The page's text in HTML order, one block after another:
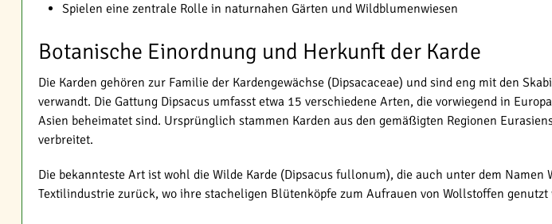
Spielen eine zentrale Rolle in naturnahen Gärten und Wildblumenwiesen
Botanische Einordnung und Herkunft der Karde
Die Karden gehören zur Familie der Kardengewächse (Dipsacaceae) und sind eng mit den
verwandt. Die Gattung Dipsacus umfasst etwa 15 verschiedene Arten, die vorwiegend in
Asien beheimatet sind. Ursprünglich stammen Karden aus den gemäßigten Regionen
verbreitet.
Die bekannteste Art ist wohl die Wilde Karde (Dipsacus fullonum), die auch unter dem
Textilindustrie zurück, wo ihre stacheligen Blütenköpfe zum Aufrauen von Wollstoffen genutzt